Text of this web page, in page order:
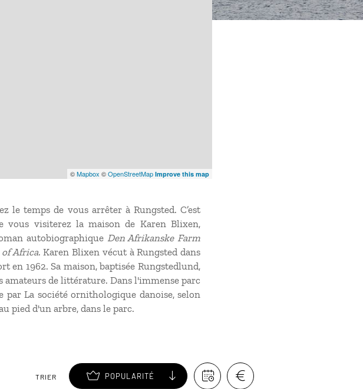
©Mapbox ©OpenStreetMap Improve this map
le temps de vous arrêter à Rungsted. C’est
visiterez la maison de Karen Blixen,
autobiographique Den Afrikanske Farm
Africa. Karen Blixen vécut à Rungsted dans
en 1962. Sa maison, baptisée Rungstedlund,
amateurs de littérature. Dans l'immense parc
par La société ornithologique danoise, selon
pied d'un arbre, dans le parc.
TRIER POPULARITÉ